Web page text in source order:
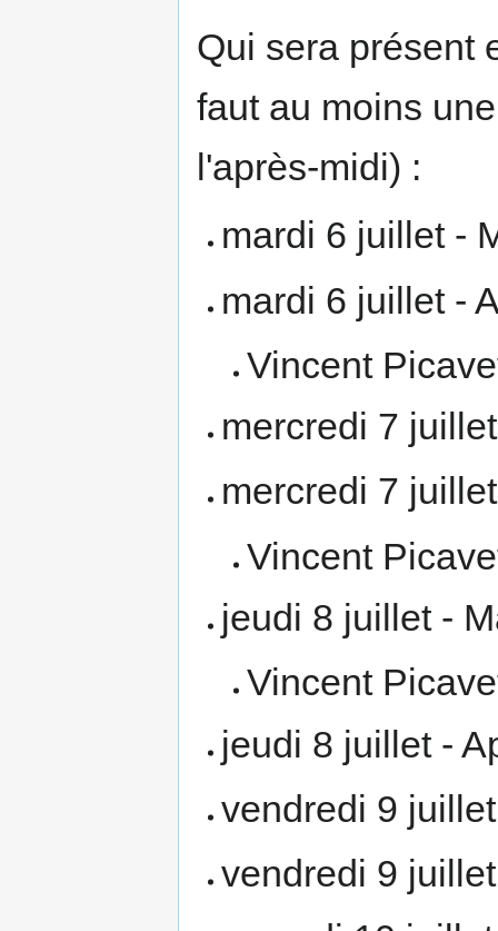
Qui sera présent
faut au moins
l'après-midi) :
mardi 6 juillet -
mardi 6 juillet -
Vincent
mercredi 7
mercredi 7
Vincent
jeudi 8 juillet -
Vincent
jeudi 8 juillet -
vendredi 9
vendredi 9